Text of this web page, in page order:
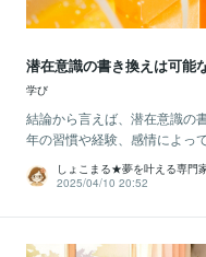
潜在意識の書き換えは可能
学び
結論から言えば、潜在意識の
年の習慣や経験、感情によっ
しょこまる★夢を叶える専門
2025/04/10 20:52